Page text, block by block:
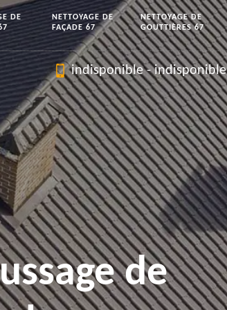
DE
NETTOYAGE DE
FAÇADE 67
NETTOYAGE DE
GOUTTIÈRES 67
indisponible-indisponible
de